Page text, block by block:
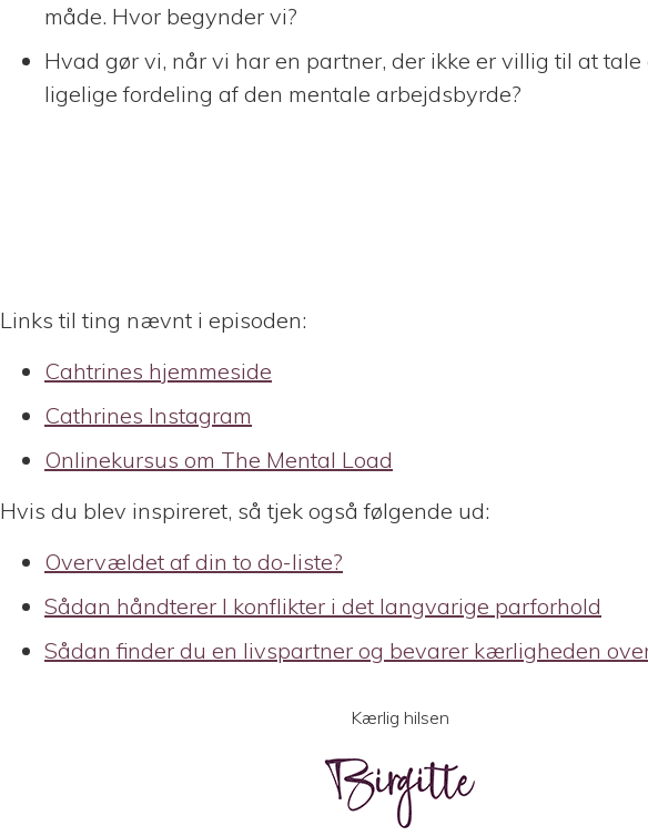
måde. Hvor begynder vi?
Hvad gør vi, når vi har en partner, der ikke er villig til at tale
ligelige fordeling af den mentale arbejdsbyrde?
Links til ting nævnt i episoden:
Cahtrines hjemmeside
Cathrines Instagram
Onlinekursus om The Mental Load
Hvis du blev inspireret, så tjek også følgende ud:
Overvældet af din to do-liste?
Sådan håndterer I konflikter i det langvarige parforhold
Sådan finder du en livspartner og bevarer kærligheden
Kærlig hilsen